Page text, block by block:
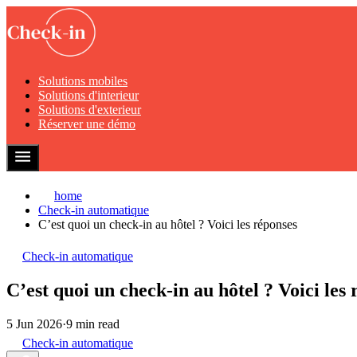
Solutions mobiles
Solutions d'interieur
Solutions d'exterieur
Réserver une démo
home
Check-in automatique
C’est quoi un check-in au hôtel ? Voici les réponses
Check-in automatique
C’est quoi un check-in au hôtel ? Voici les
5 Jun 2026·9 min read
Check-in automatique